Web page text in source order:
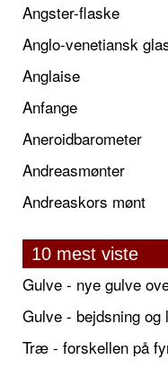
Angster-flaske
Anglo-venetiansk
Anglaise
Anfange
Aneroidbarometer
Andreasmønter
Andreaskors mønt
10 mest viste
Gulve - nye gulve
Gulve - bejdsning
Træ - forskellen på